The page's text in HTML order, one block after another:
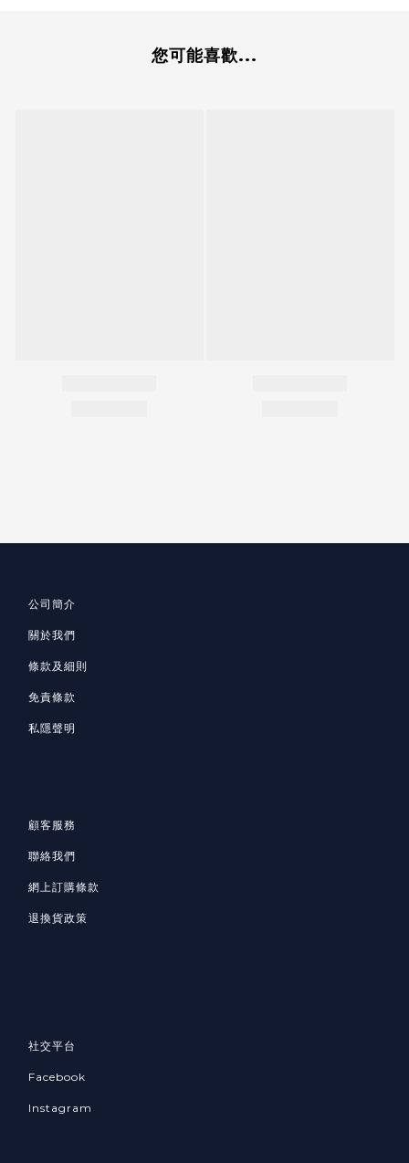
您可能喜歡...
公司簡介
關於我們
條款及細則
免責條款
私隱聲明
顧客服務
聯絡我們
網上訂購條款
退換貨政策
社交平台
Facebook
Instagram